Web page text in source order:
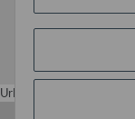
Urlaub